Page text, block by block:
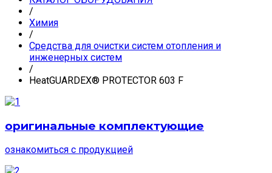
/
Химия
/
Средства для очистки систем отопления и
инженерных систем
/
HeatGUARDEX® PROTECTOR 603 F
оригинальные комплектующие
ознакомиться с продукцией